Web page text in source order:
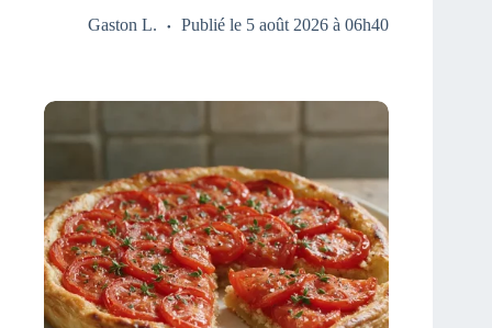
Gaston L.
Publié le 5 août 2026 à 06h40